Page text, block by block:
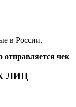
в России.
отправляется чек
ЛИЦ